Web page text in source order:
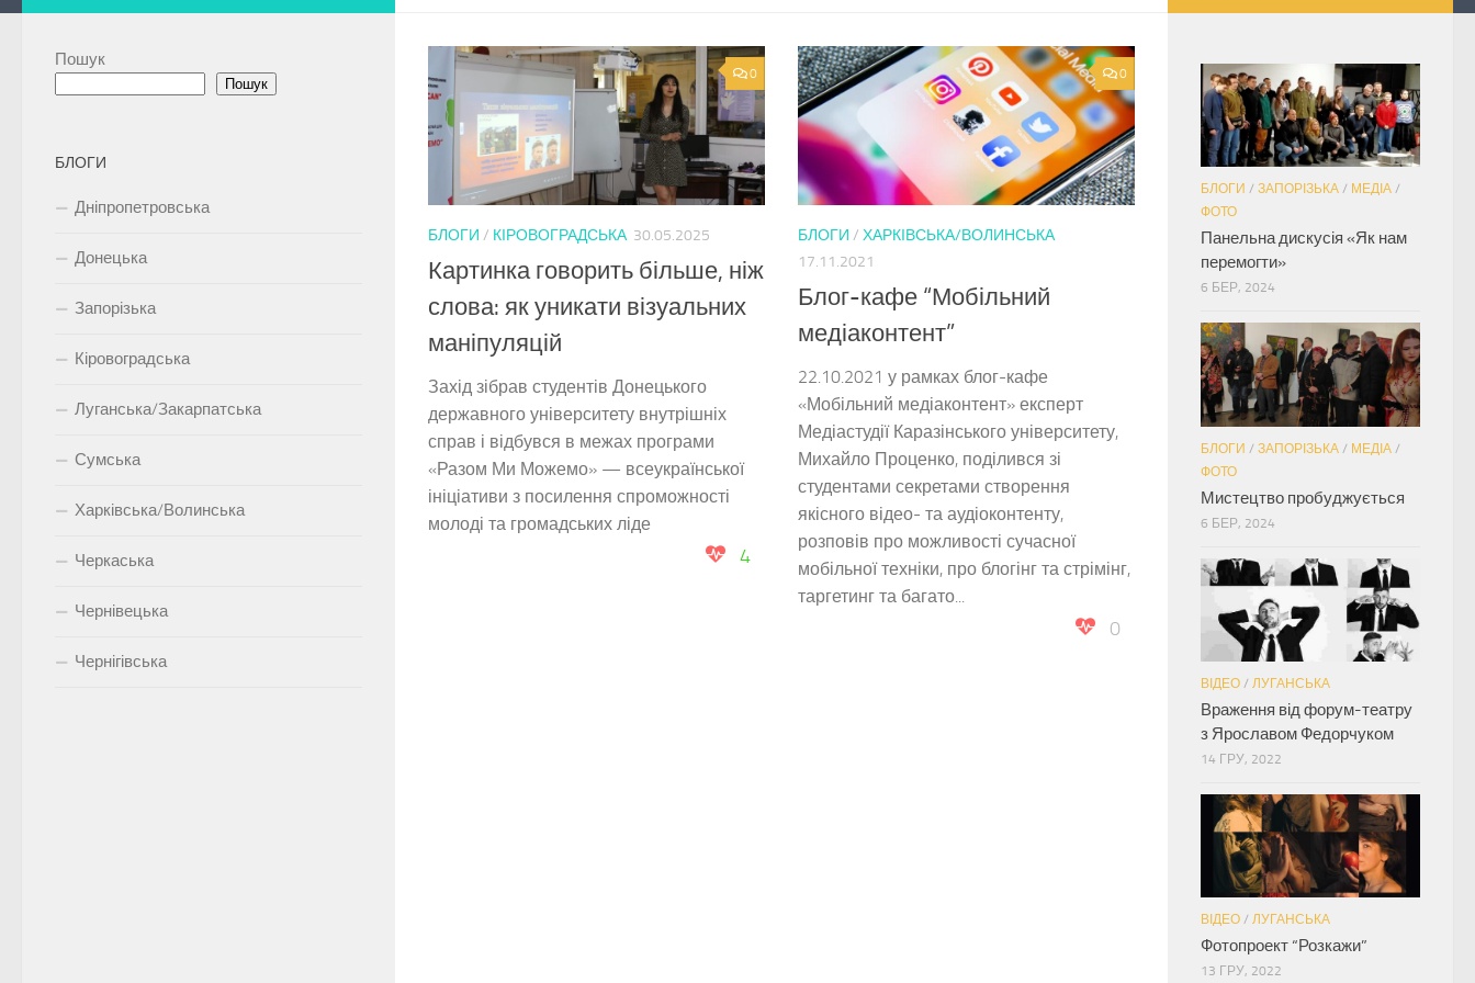
0
БЛОГИ / КІРОВОГРАДСЬКА 30.05.2025
Картинка говорить більше, ніж
слова: як уникати візуальних
маніпуляцій
Захід зібрав студентів Донецького
державного університету внутрішніх
справ і відбувся в межах програми
«Разом Ми Можемо» — всеукраїнської
ініціативи з посилення спроможності
молоді та громадських ліде
4
0
БЛОГИ / ХАРКІВСЬКА/ВОЛИНСЬКА
17.11.2021
Блог-кафе “Мобільний
медіаконтент”
22.10.2021 у рамках блог-кафе
«Мобільний медіаконтент» експерт
Медіастудії Каразінського університету,
Михайло Проценко, поділився зі
студентами секретами створення
якісного відео- та аудіоконтенту,
розповів про можливості сучасної
мобільної техніки, про блогінг та стрімінг,
таргетинг та багато...
0
Пошук
Пошук
БЛОГИ
Дніпропетровська
Донецька
Запорізька
Кіровоградська
Луганська/Закарпатська
Сумська
Харківська/Волинська
Черкаська
Чернівецька
Чернігівська
БЛОГИ / ЗАПОРІЗЬКА / МЕДІА /
ФОТО
Панельна дискусія «Як нам
перемогти»
6 БЕР, 2024
БЛОГИ / ЗАПОРІЗЬКА / МЕДІА /
ФОТО
Мистецтво пробуджується
6 БЕР, 2024
ВІДЕО / ЛУГАНСЬКА
Враження від форум-театру
з Ярославом Федорчуком
14 ГРУ, 2022
ВІДЕО / ЛУГАНСЬКА
Фотопроект “Розкажи”
13 ГРУ, 2022